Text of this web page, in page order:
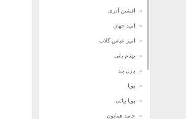
افشین آدری
امید جهان
امیر عباس گلاب
بهنام بانی
پازل بند
پویا
پویا بیاتی
حامد همایون